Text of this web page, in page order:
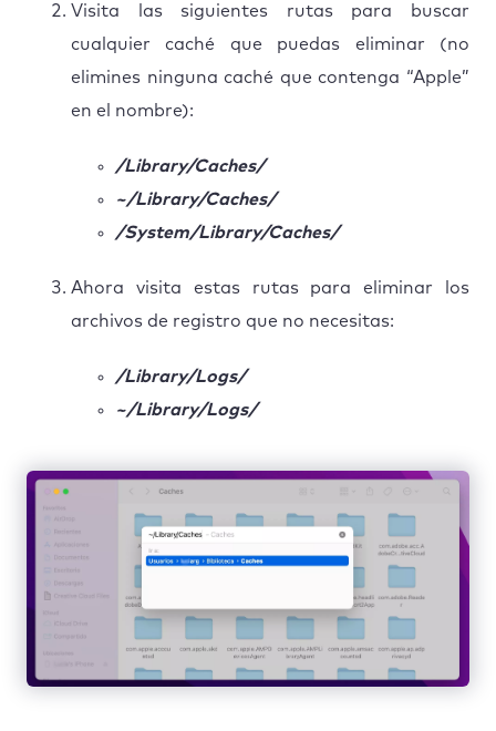
Visita las siguientes rutas para buscar
cualquier caché que puedas eliminar (no
elimines ninguna caché que contenga “Apple”
en el nombre):
/Library/Caches/
~/Library/Caches/
/System/Library/Caches/
Ahora visita estas rutas para eliminar los
archivos de registro que no necesitas:
/Library/Logs/
~/Library/Logs/